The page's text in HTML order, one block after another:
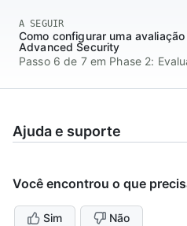
A SEGUIR
Como configurar uma
Advanced Security
Passo 6 de 7 em Phase 2:
Ajuda e suporte
Você encontrou o que
Sim Não